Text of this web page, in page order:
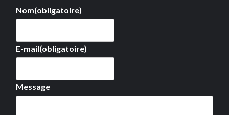
Nom(obligatoire)
E-mail(obligatoire)
Message